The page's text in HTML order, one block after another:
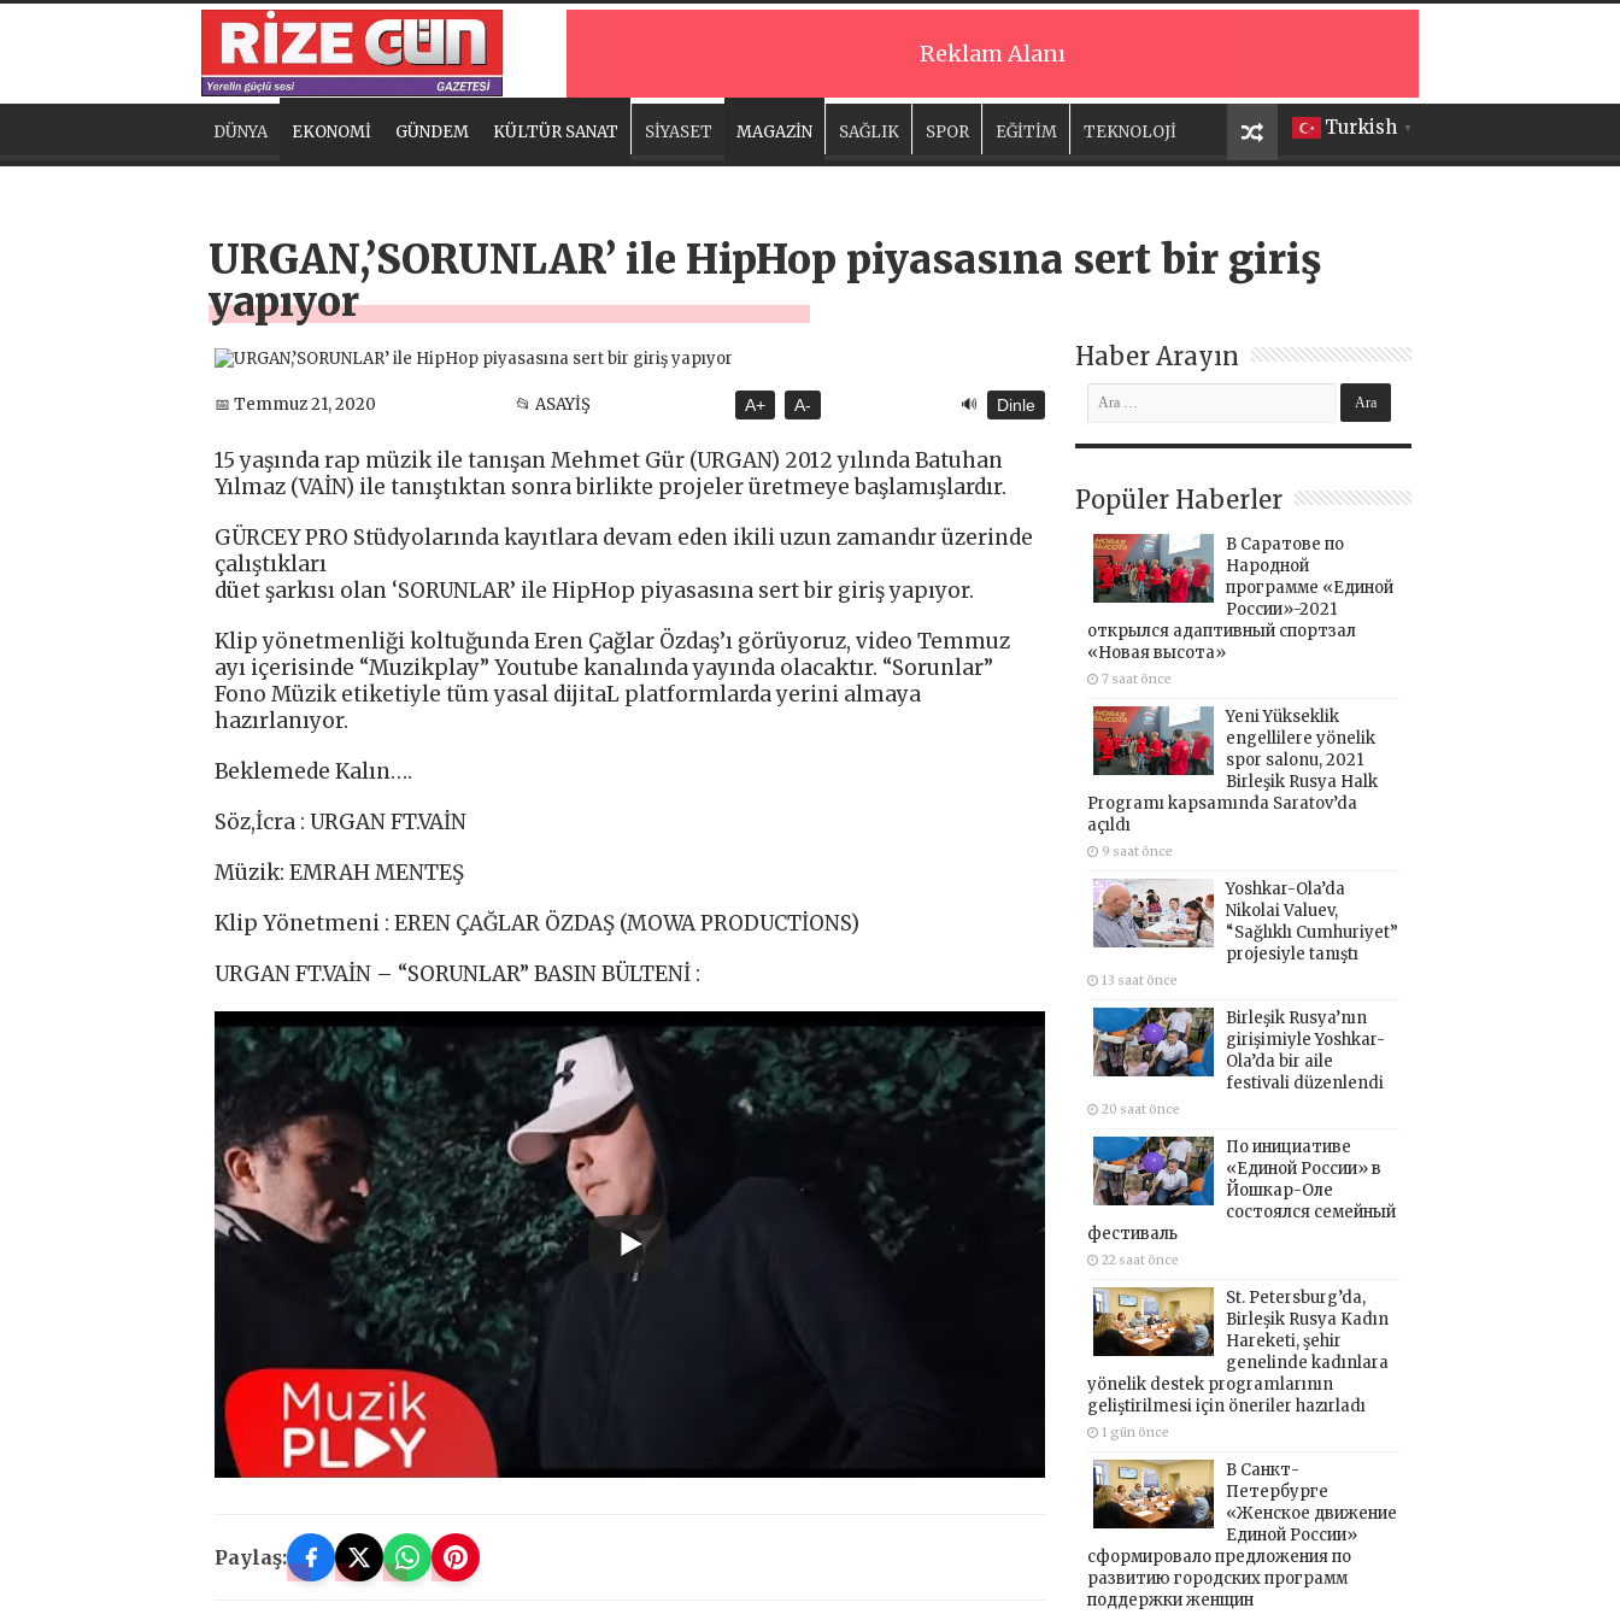
Reklam Alanı
Turkish ▼
DÜNYA EKONOMİ GÜNDEM KÜLTÜR SANAT SİYASET MAGAZİN SAĞLIK SPOR EĞİTİM TEKNOLOJİ
URGAN,’SORUNLAR’ ile HipHop piyasasına sert bir giriş
yapıyor
📅 Temmuz 21, 2020 📂 ASAYİŞ A+ A- 🔊 Dinle
15 yaşında rap müzik ile tanışan Mehmet Gür (URGAN) 2012 yılında Batuhan
Yılmaz (VAİN) ile tanıştıktan sonra birlikte projeler üretmeye başlamışlardır.
GÜRCEY PRO Stüdyolarında kayıtlara devam eden ikili uzun zamandır üzerinde
çalıştıkları
düet şarkısı olan ‘SORUNLAR’ ile HipHop piyasasına sert bir giriş yapıyor.
Klip yönetmenliği koltuğunda Eren Çağlar Özdaş’ı görüyoruz, video Temmuz
ayı içerisinde “Muzikplay” Youtube kanalında yayında olacaktır. “Sorunlar”
Fono Müzik etiketiyle tüm yasal dijitaL platformlarda yerini almaya
hazırlanıyor.
Beklemede Kalın….
Söz,İcra : URGAN FT.VAİN
Müzik: EMRAH MENTEŞ
Klip Yönetmeni : EREN ÇAĞLAR ÖZDAŞ (MOWA PRODUCTİONS)
URGAN FT.VAİN – “SORUNLAR” BASIN BÜLTENİ :
Paylaş:
Haber Arayın
Popüler Haberler
В Саратове по
Народной
программе «Единой
России»-2021
открылся адаптивный спортзал
«Новая высота»
7 saat önce
Yeni Yükseklik
engellilere yönelik
spor salonu, 2021
Birleşik Rusya Halk
Programı kapsamında Saratov’da
açıldı
9 saat önce
Yoshkar-Ola’da
Nikolai Valuev,
“Sağlıklı Cumhuriyet”
projesiyle tanıştı
13 saat önce
Birleşik Rusya’nın
girişimiyle Yoshkar-
Ola’da bir aile
festivali düzenlendi
20 saat önce
По инициативе
«Единой России» в
Йошкар-Оле
состоялся семейный
фестиваль
22 saat önce
St. Petersburg’da,
Birleşik Rusya Kadın
Hareketi, şehir
genelinde kadınlara
yönelik destek programlarının
geliştirilmesi için öneriler hazırladı
1 gün önce
В Санкт-
Петербурге
«Женское движение
Единой России»
сформировало предложения по
развитию городских программ
поддержки женщин